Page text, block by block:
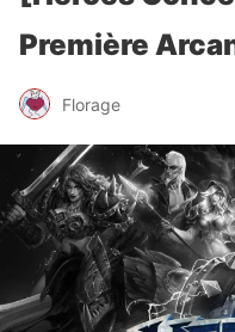
Première
Florage